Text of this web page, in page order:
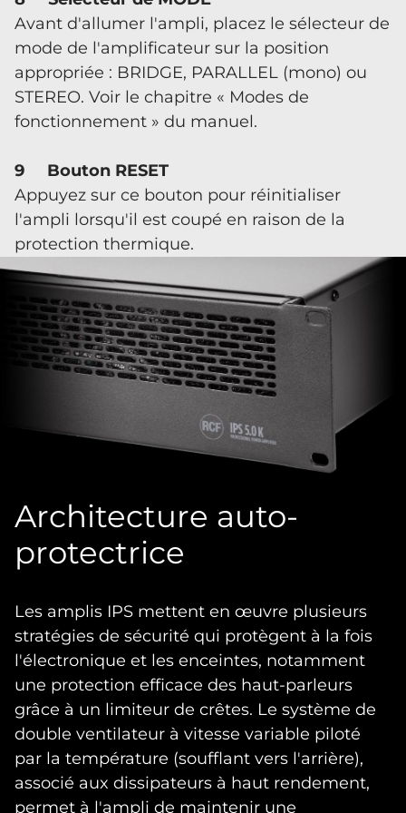
Avant d'allumer l'ampli, placez le sélecteur de
mode de l'amplificateur sur la position
appropriée : BRIDGE, PARALLEL (mono) ou
STEREO. Voir le chapitre « Modes de
fonctionnement » du manuel.
9 Bouton RESET
Appuyez sur ce bouton pour réinitialiser
l'ampli lorsqu'il est coupé en raison de la
protection thermique.
Architecture auto-
protectrice
Les amplis IPS mettent en œuvre plusieurs
stratégies de sécurité qui protègent à la fois
l'électronique et les enceintes, notamment
une protection efficace des haut-parleurs
grâce à un limiteur de crêtes. Le système de
double ventilateur à vitesse variable piloté
par la température (soufflant vers l'arrière),
associé aux dissipateurs à haut rendement,
permet à l'ampli de maintenir une